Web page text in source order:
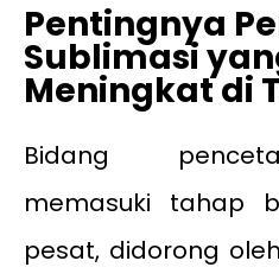
Pentingnya
Sublimasi
Meningkat di
Bidang
memasuki tahap
pesat, didorong